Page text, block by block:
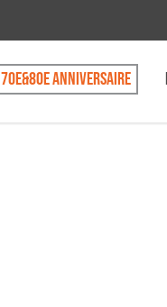
70e&80e anniversaire